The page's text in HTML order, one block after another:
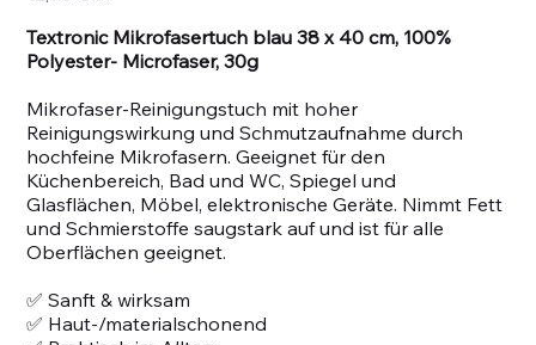
Textronic Mikrofasertuch blau 38 x 40 cm, 100%
Polyester- Microfaser, 30g
Mikrofaser-Reinigungstuch mit hoher
Reinigungswirkung und Schmutzaufnahme durch
hochfeine Mikrofasern. Geeignet für den
Küchenbereich, Bad und WC, Spiegel und
Glasflächen, Möbel, elektronische Geräte. Nimmt Fett
und Schmierstoffe saugstark auf und ist für alle
Oberflächen geeignet.
✅ Sanft & wirksam
✅ Haut-/materialschonend